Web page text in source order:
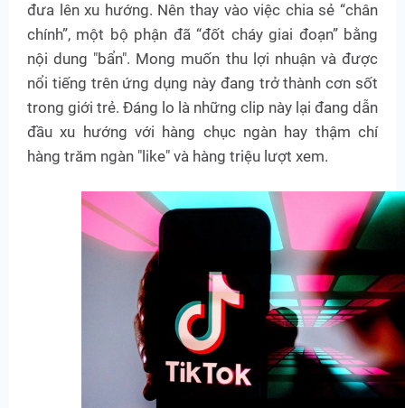
đưa lên xu hướng. Nên thay vào việc chia sẻ “chân
chính”, một bộ phận đã “đốt cháy giai đoạn” bằng
nội dung "bẩn". Mong muốn thu lợi nhuận và được
nổi tiếng trên ứng dụng này đang trở thành cơn sốt
trong giới trẻ. Đáng lo là những clip này lại đang dẫn
đầu xu hướng với hàng chục ngàn hay thậm chí
hàng trăm ngàn "like" và hàng triệu lượt xem.